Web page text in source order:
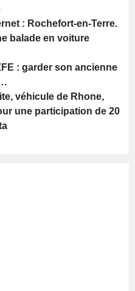
: Rochefort-en-Terre.
balade en voiture
: garder son ancienne
véhicule de Rhone,
une participation de 20